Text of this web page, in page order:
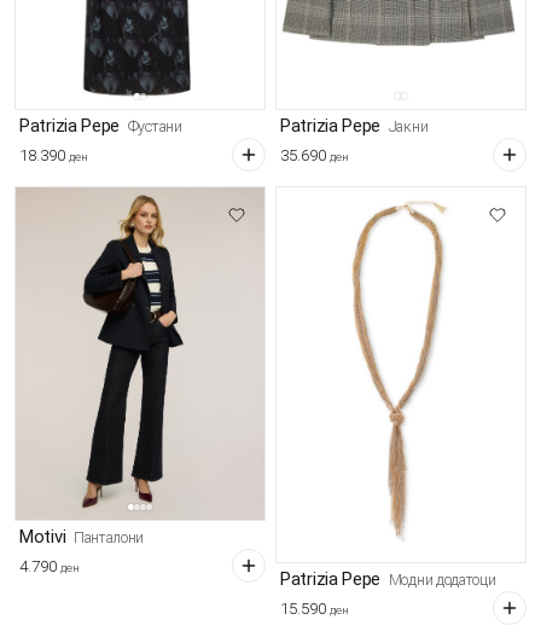
Patrizia Pepe Фустани
18.390 ден
Patrizia Pepe Јакни
35.690 ден
Motivi Панталони
4.790 ден
Patrizia Pepe Модни додатоци
15.590 ден